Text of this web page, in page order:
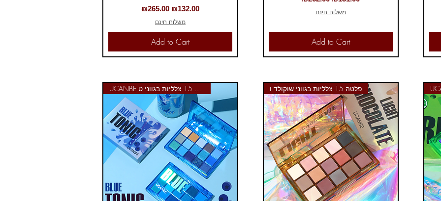
Regular Price
₪265.00 Sale Price
₪132.00
משלוח חינם
Add to Cart
משלוח חינם
Add to Cart
UCANBE פלטה 15 צלליות בגווני ט פלטה 15 צלליות בגווני שוקולד ו